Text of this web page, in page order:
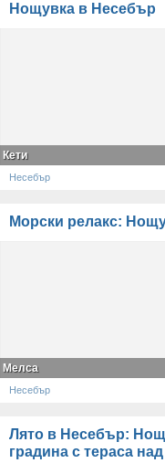
Нощувка в Несебър
Кети
Несебър
Морски релакс:
Мелса
Несебър
Лято в Несебър:
градина с тераса